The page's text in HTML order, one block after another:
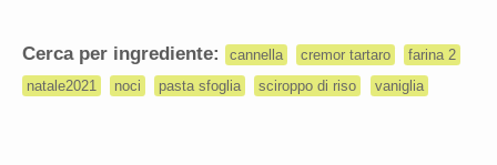
Cerca per ingrediente: cannella cremor tartaro
farina 2
natale2021
noci pasta sfoglia sciroppo di riso vaniglia